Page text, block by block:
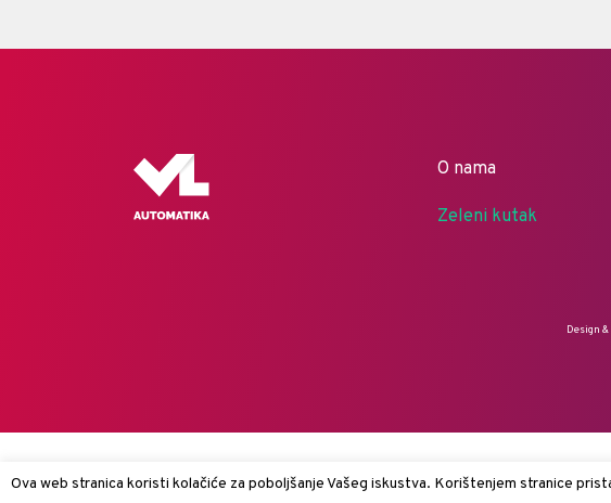
O nama
Zeleni kutak
Design
Ova web stranica koristi kolačiće za poboljšanje Vašeg iskustva. Korištenjem stranice